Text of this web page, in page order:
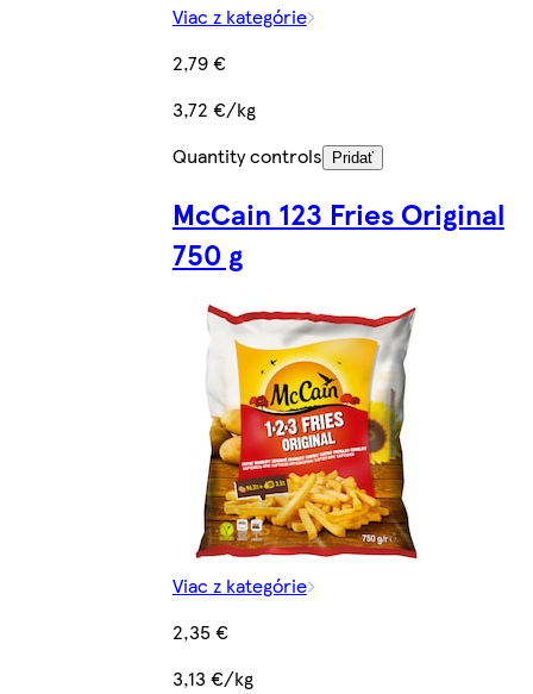
Viac z kategórie
2,79 €
3,72 €/kg
Quantity controls
Pridať
McCain 123 Fries Original
750 g
Viac z kategórie
2,35 €
3,13 €/kg